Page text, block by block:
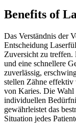
Benefits of
Das Verständnis der
Entscheidung
Zuversicht zu treffen.
und eine schnellere
zuverlässig,
stellen Zähne effektiv
von Karies. Die Wahl
individuellen
gewährleistet das
Situation jedes